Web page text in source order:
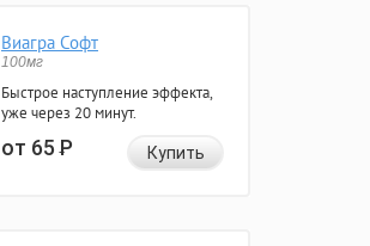
Виагра Софт
100мг
Быстрое наступление эффекта,
уже через 20 минут.
от 65Р Купить